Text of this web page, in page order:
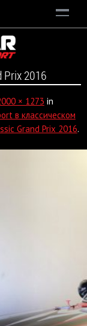
Prix 2016
× 1273 in
в классическом
Grand Prix 2016.